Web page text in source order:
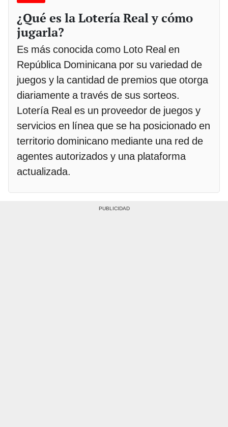
¿Qué es la Lotería Real y cómo
jugarla?
Es más conocida como Loto Real en
República Dominicana por su variedad de
juegos y la cantidad de premios que otorga
diariamente a través de sus sorteos.
Lotería Real es un proveedor de juegos y
servicios en línea que se ha posicionado en
territorio dominicano mediante una red de
agentes autorizados y una plataforma
actualizada.